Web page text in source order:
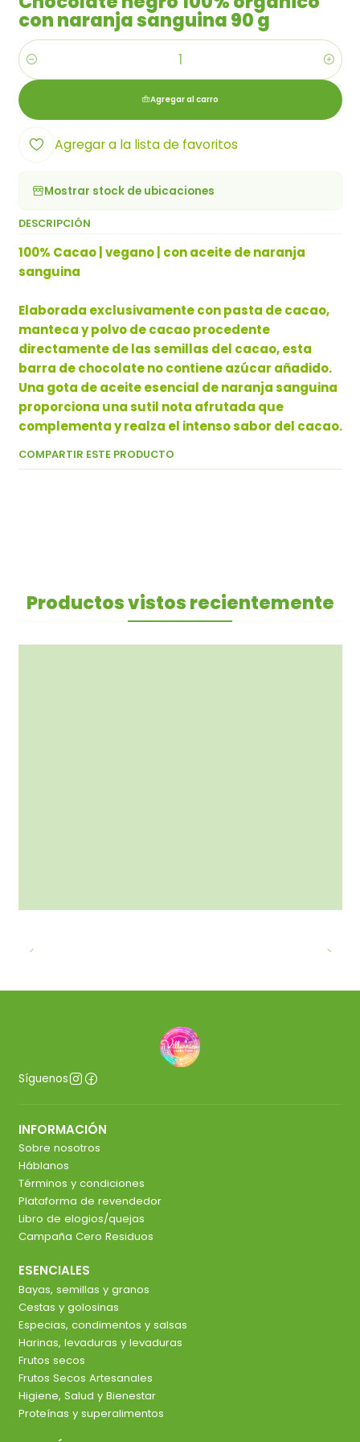
con naranja sanguina 90 g
Cantidad
Agregar al carro
Agregar a la lista de favoritos
Mostrar stock de ubicaciones
DESCRIPCIÓN
100% Cacao | vegano | con aceite de naranja
sanguina
Elaborada exclusivamente con pasta de cacao,
manteca y polvo de cacao procedente
directamente de las semillas del cacao, esta
barra de chocolate no contiene azúcar añadido.
Una gota de aceite esencial de naranja sanguina
proporciona una sutil nota afrutada que
complementa y realza el intenso sabor del cacao.
COMPARTIR ESTE PRODUCTO
Productos vistos recientemente
Síguenos
INFORMACIÓN
Sobre nosotros
Háblanos
Términos y condiciones
Plataforma de revendedor
Libro de elogios/quejas
Campaña Cero Residuos
ESENCIALES
Bayas, semillas y granos
Cestas y golosinas
Especias, condimentos y salsas
Harinas, levaduras y levaduras
Frutos secos
Frutos Secos Artesanales
Higiene, Salud y Bienestar
Proteínas y superalimentos